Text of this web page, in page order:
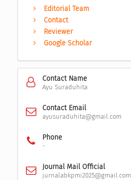
Editorial Team
Contact
Reviewer
Google Scholar
Contact Name
Ayu Suraduhita
Contact Email
ayusuraduhita@gmail.com
Phone
-
Journal Mail Official
jurnalabkpmi2025@gmail.com